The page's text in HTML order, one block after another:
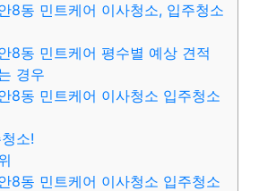
8동 민트케어 이사청소, 입주청소
8동 민트케어 평수별 예상 견적
경우
8동 민트케어 이사청소 입주청소
소!
8동 민트케어 이사청소 입주청소